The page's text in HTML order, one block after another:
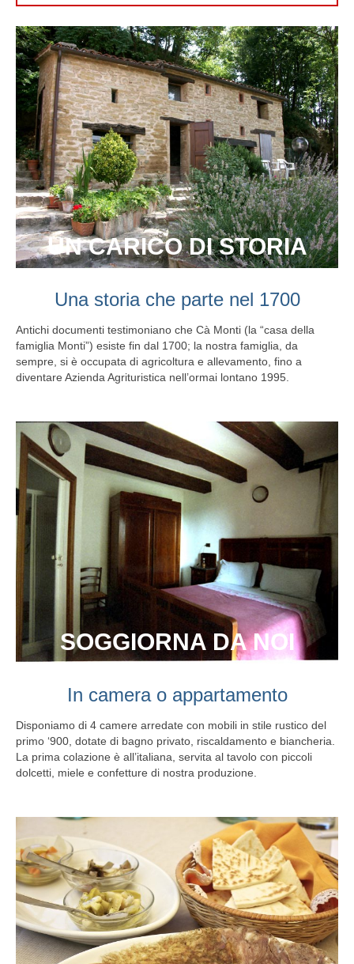
UN CARICO DI STORIA
Una storia che parte nel 1700
Antichi documenti testimoniano che Cà Monti (la “casa della
famiglia Monti”) esiste fin dal 1700; la nostra famiglia, da
sempre, si è occupata di agricoltura e allevamento, fino a
diventare Azienda Agrituristica nell’ormai lontano 1995.
SOGGIORNA DA NOI
In camera o appartamento
Disponiamo di 4 camere arredate con mobili in stile rustico del
primo ‘900, dotate di bagno privato, riscaldamento e biancheria.
La prima colazione è all’italiana, servita al tavolo con piccoli
dolcetti, miele e confetture di nostra produzione.